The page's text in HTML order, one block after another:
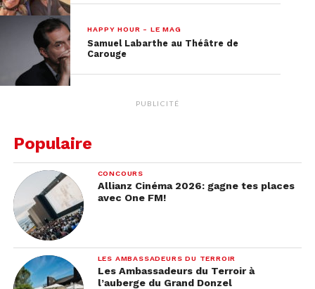
HAPPY HOUR - LE MAG
Samuel Labarthe au Théâtre de
Carouge
PUBLICITÉ
Populaire
CONCOURS
Allianz Cinéma 2026: gagne tes places
avec One FM!
LES AMBASSADEURS DU TERROIR
Les Ambassadeurs du Terroir à
l’auberge du Grand Donzel